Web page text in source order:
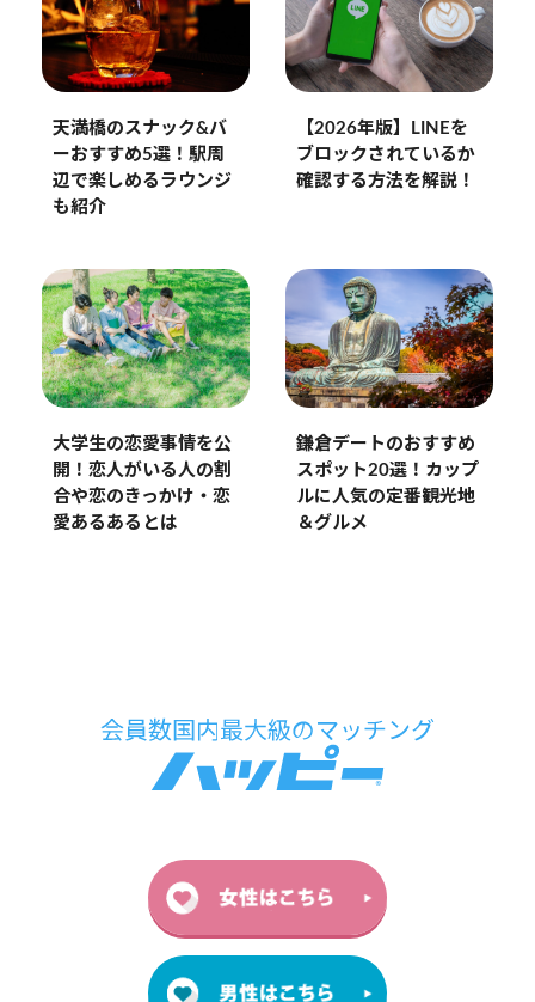
天満橋のスナック&バ
ーおすすめ5選！駅周
辺で楽しめるラウンジ
も紹介
【2026年版】LINEを
ブロックされているか
確認する方法を解説！
大学生の恋愛事情を公
開！恋人がいる人の割
合や恋のきっかけ・恋
愛あるあるとは
鎌倉デートのおすすめ
スポット20選！カップ
ルに人気の定番観光地
＆グルメ